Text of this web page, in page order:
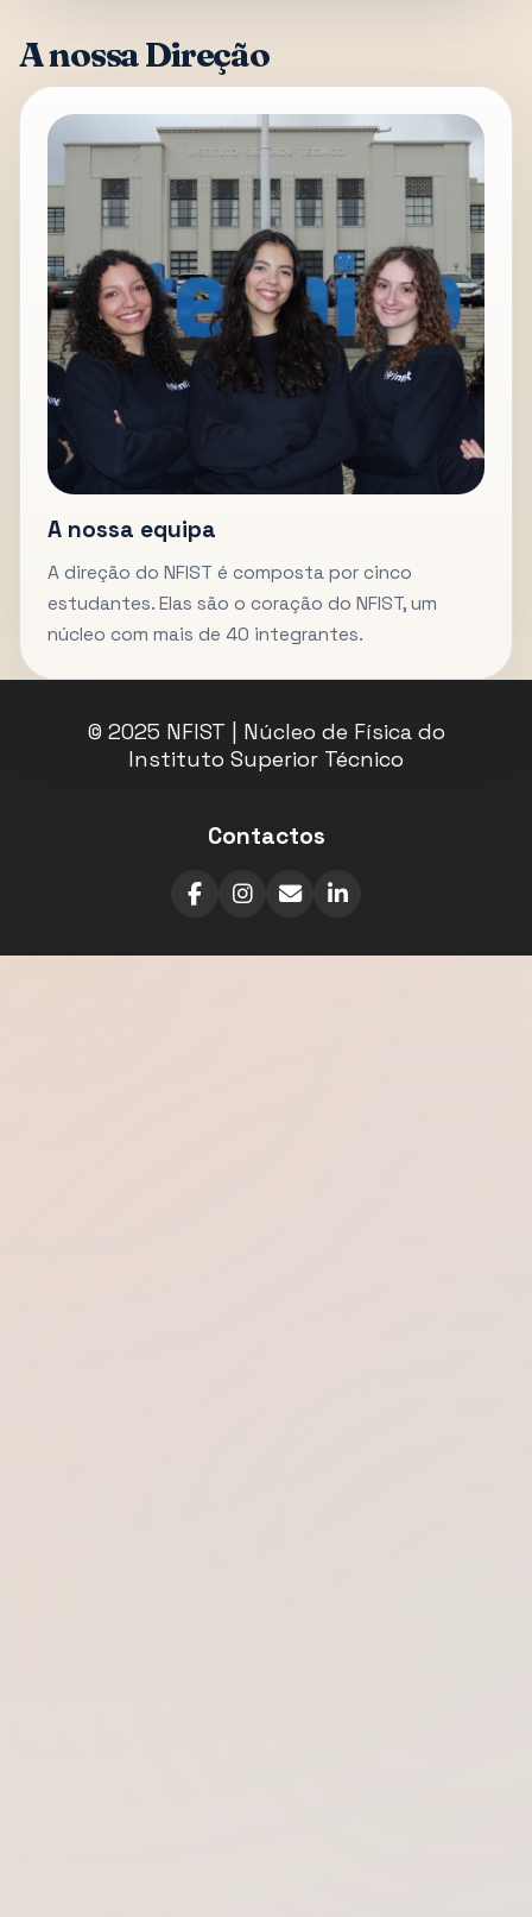
A nossa Direção
A nossa equipa
A direção do NFIST é composta por cinco
estudantes. Elas são o coração do NFIST, um
núcleo com mais de 40 integrantes.
© 2025 NFIST | Núcleo de Física do
Instituto Superior Técnico
Contactos